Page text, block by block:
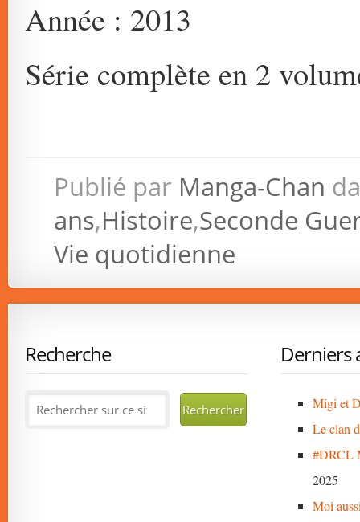
Année : 2013
Série complète en 2
Publié par Manga-Chan
ans,Histoire,Seconde
Vie quotidienne
Recherche Derniers
Migi et
Le clan
#DRCL
2025
Moi